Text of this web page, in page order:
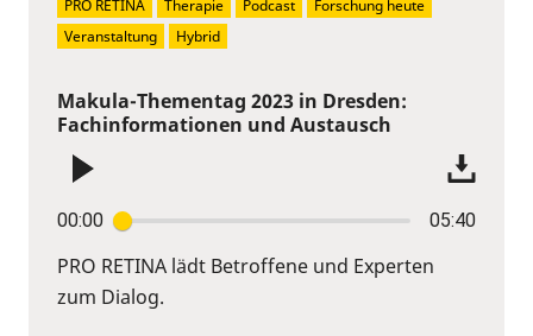
Makula-Thementag 2023 in Dresden:
Fachinformationen und Austausch
00:00 05:40
PRO RETINA lädt Betroffene und Experten
zum Dialog.
PRO RETINA
Therapie Podcast
Forschung heute
Veranstaltung
Hybrid